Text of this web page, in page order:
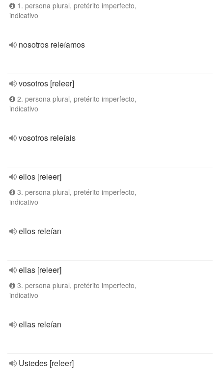
1. persona plural, pretérito imperfecto,
indicativo
nosotros releíamos
vosotros [releer]
2. persona plural, pretérito imperfecto,
indicativo
vosotros releíais
ellos [releer]
3. persona plural, pretérito imperfecto,
indicativo
ellos releían
ellas [releer]
3. persona plural, pretérito imperfecto,
indicativo
ellas releían
Ustedes [releer]